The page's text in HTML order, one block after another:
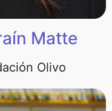
Matte
Olivo